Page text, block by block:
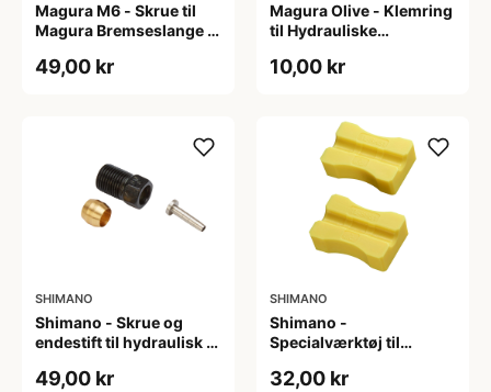
Magura M6 - Skrue til
Magura Bremseslange -
49,00 kr
Magura Olive - Klemring
til Hydrauliske
10,00 kr
SHIMANO
Shimano - Skrue og
endestift til hydraulisk -
49,00 kr
SHIMANO
Shimano -
Specialværktøj til
BH61
32,00 kr